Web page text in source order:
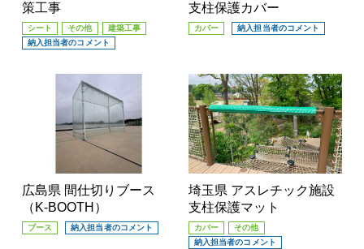
策工事
シート その他
建築工事
納入担当者のコメント
支柱保護カバー
カバー 納入担当者のコメント
広島県 間仕切りブース
（K-BOOTH）
ブース 納入担当者のコメント
埼玉県 アスレチック施設
支柱保護マット
カバー
その他
納入担当者のコメント